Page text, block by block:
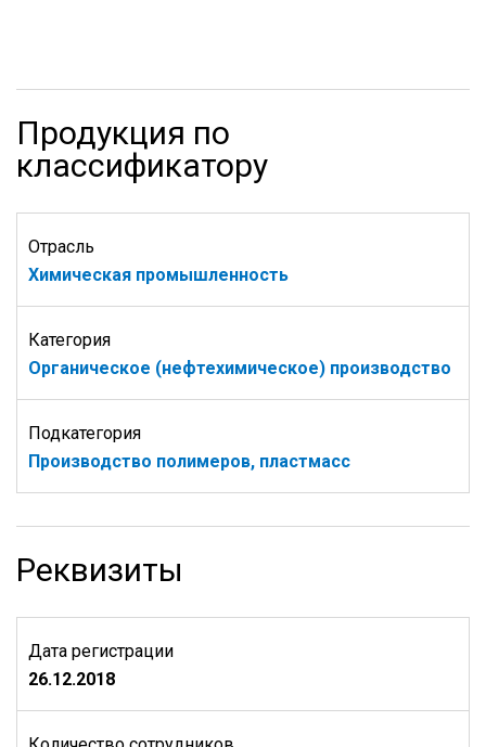
Продукция по
классификатору
Отрасль
Химическая промышленность
Категория
Органическое (нефтехимическое) производство
Подкатегория
Производство полимеров, пластмасс
Реквизиты
Дата регистрации
26.12.2018